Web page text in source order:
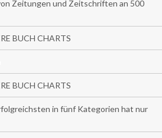
Zeitungen und Zeitschriften an 500
BUCH CHARTS
BUCH CHARTS
in fünf Kategorien hat nur